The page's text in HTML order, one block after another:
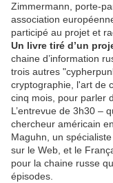
Zimmermann, porte-
association
participé au projet et
Un livre tiré d’un
chaine d’information
trois autres
cryptographie, l'art de
cinq mois, pour parler
L’entrevue de 3h30 –
chercheur américain
Maguhn, un
sur le Web, et le
pour la chaine russe
épisodes.